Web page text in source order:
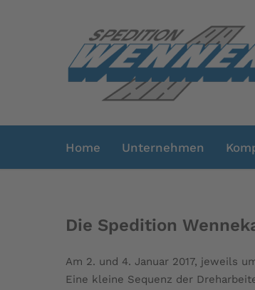
Home Unternehmen
Die Spedition
Am 2. und 4. Januar 2017, jeweils
Eine kleine Sequenz der